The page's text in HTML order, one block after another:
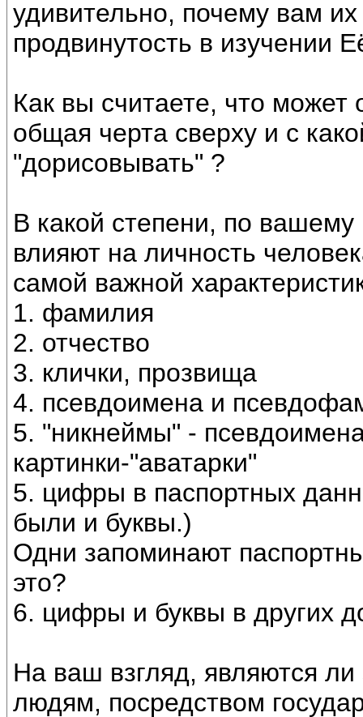
удивительно, почему вам
продвинутость в изучении
Как вы считаете, что может
общая черта сверху и с
"дорисовывать" ?
В какой степени, по
влияют на личность
самой важной
1. фамилия
2. отчество
3. клички, прозвища
4. псевдоимена и
5. "никнеймы" -
картинки-"аватарки"
5. цифры в паспортных
были и буквы.)
Одни запоминают
это?
6. цифры и буквы в других
На ваш взгляд, являются
людям, посредством